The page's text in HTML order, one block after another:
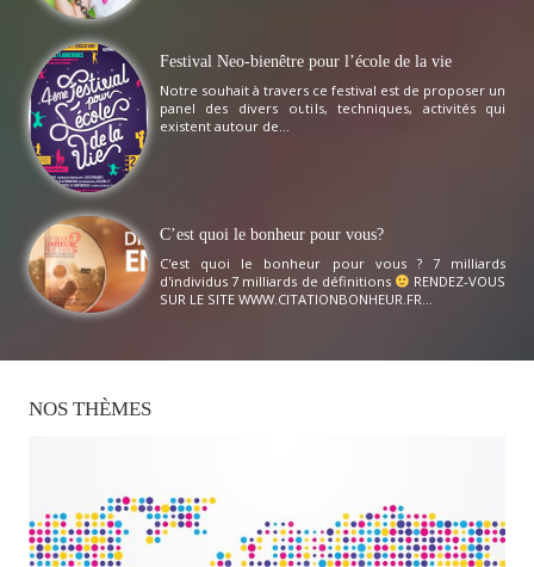
Festival Neo-bienêtre pour l’école de la vie
Notre souhait à travers ce festival est de proposer un
panel des divers outils, techniques, activités qui
existent autour de...
C’est quoi le bonheur pour vous?
C'est quoi le bonheur pour vous ? 7 milliards
d'individus 7 milliards de définitions
RENDEZ-VOUS
SUR LE SITE WWW.CITATIONBONHEUR.FR...
NOS THÈMES